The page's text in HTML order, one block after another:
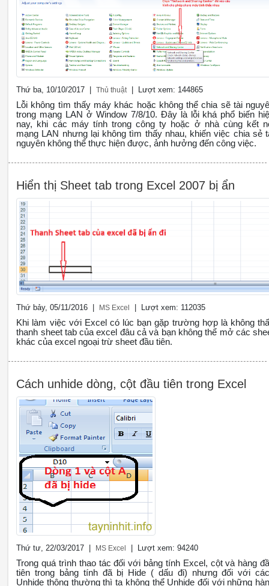
Thứ ba, 10/10/2017 |Thủ thuật | Lượt xem: 144865
Lỗi không tìm thấy máy khác hoặc không thể chia sẽ tài
trong mạng LAN ở Window 7/8/10. Đây là lỗi khá phổ biến
nay, khi các máy tính trong công ty hoặc ở nhà cùng kết
mạng LAN nhưng lại không tìm thấy nhau, khiến việc chia sẻ
nguyên không thể thực hiện được, ảnh hưởng đến công việc.
Hiển thị Sheet tab trong Excel 2007 bị ẩn
Thứ bảy, 05/11/2016 | MS Excel | Lượt xem: 112035
Khi làm việc với Excel có lúc bạn gặp trường hợp là không
thanh sheet tab của excel đâu cả và bạn không thể mở các
khác của excel ngoại trừ sheet đầu tiên.
Cách unhide dòng, cột đầu tiên trong Excel
Thứ tư, 22/03/2017 | MS Excel | Lượt xem: 94240
Trong quá trình thao tác đối với bảng tính Excel, cột và hàng
tiên trong bảng tính đã bị Hide ( dấu đi) nhưng đối với
Unhide thông thường thì ta không thể Unhide đối với những